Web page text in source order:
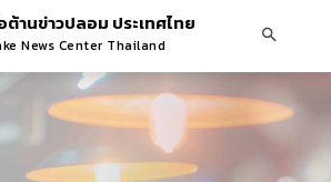
านข่าวปลอม ประเทศไทย
News Center Thailand